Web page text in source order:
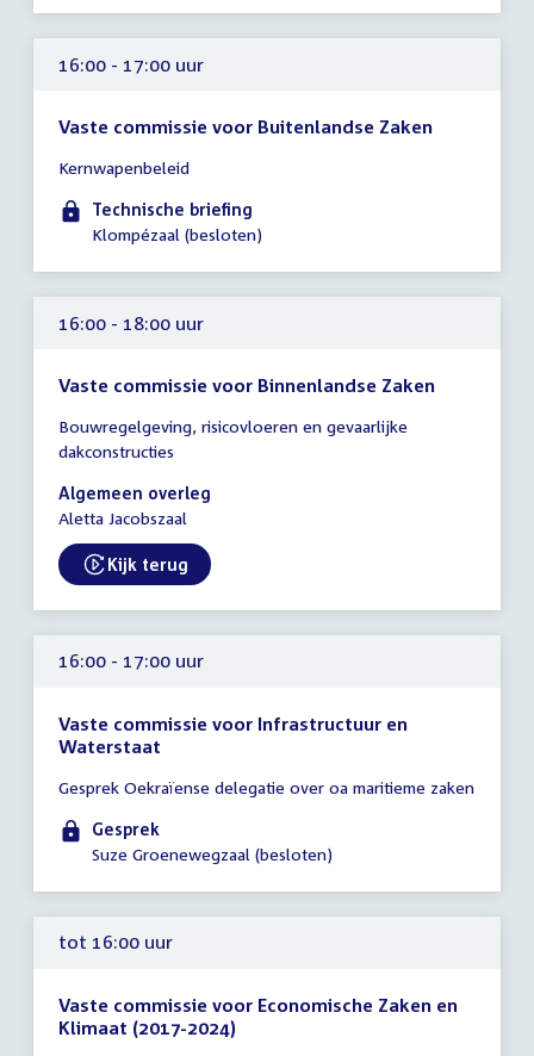
16:00 - 17:00 uur
Vaste commissie voor Buitenlandse Zaken
vergadering
16:00
-
uur
Kernwapenbeleid
Technische briefing
Klompézaal (besloten)
16:00 - 18:00 uur
Vaste commissie voor Binnenlandse Zaken
vergadering
16:00
-
18:00
Bouwregelgeving, risicovloeren en gevaarlijke
dakconstructies
Algemeen overleg
Aletta Jacobszaal
External link:
Kijk terug
16:00 - 17:00 uur
Vaste commissie voor Infrastructuur en
Waterstaat
vergadering
16:00
-
uur
Gesprek Oekraïense delegatie over oa maritieme zaken
Gesprek
Suze Groenewegzaal (besloten)
tot 16:00 uur
Vaste commissie voor Economische Zaken en
Klimaat (2017-2024)